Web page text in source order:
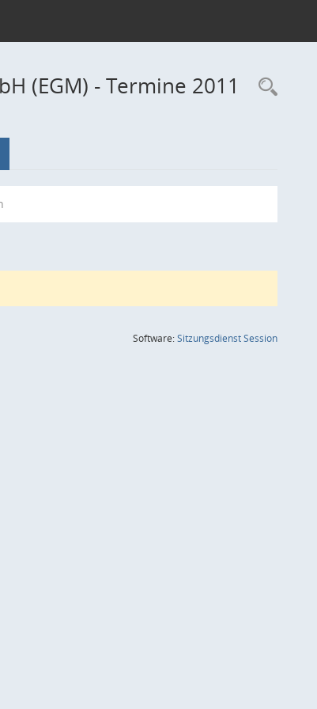
(EGM) - Termine 2011
Software:SitzungsdienstSession(Wird in